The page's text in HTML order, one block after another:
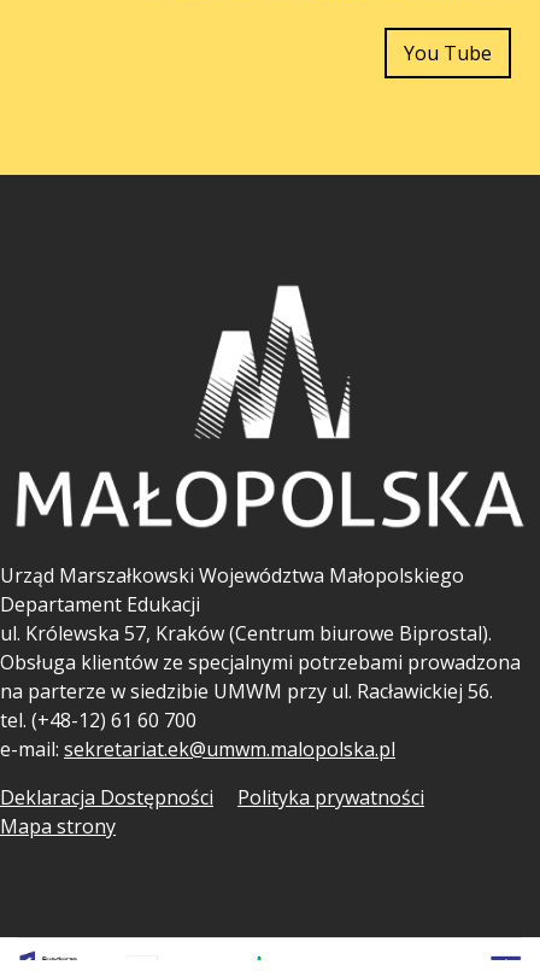
You Tube
Urząd Marszałkowski Województwa Małopolskiego
Departament Edukacji
ul. Królewska 57, Kraków (Centrum biurowe Biprostal).
Obsługa klientów ze specjalnymi potrzebami prowadzona
na parterze w siedzibie UMWM przy ul. Racławickiej 56.
tel. (+48-12) 61 60 700
e-mail: sekretariat.ek@umwm.malopolska.pl
Deklaracja Dostępności
Polityka prywatności
Mapa strony